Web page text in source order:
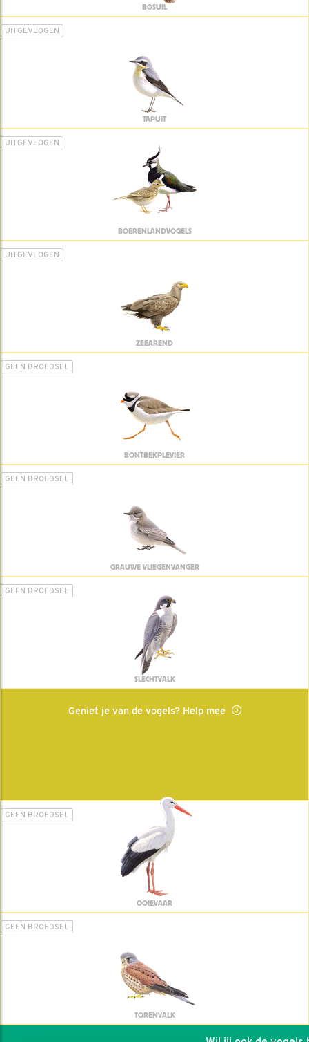
BOSUIL
UITGEVLOGEN
TAPUIT
UITGEVLOGEN
BOERENLANDVOGELS
UITGEVLOGEN
ZEEAREND
GEEN BROEDSEL
BONTBEKPLEVIER
GEEN BROEDSEL
GRAUWE VLIEGENVANGER
GEEN BROEDSEL
SLECHTVALK
Geniet je van de vogels? Help mee
GEEN BROEDSEL
OOIEVAAR
GEEN BROEDSEL
TORENVALK